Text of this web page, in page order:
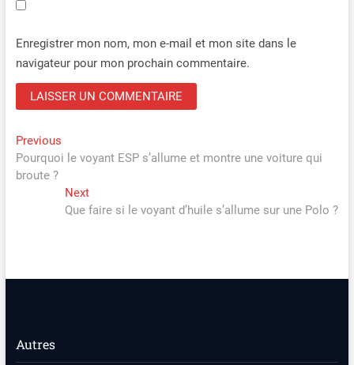
Enregistrer mon nom, mon e-mail et mon site dans le
navigateur pour mon prochain commentaire.
Navigation
de
l’article
PreviousPrevious
post:
Pourquoi le voyant ESP s’allume et montre une voiture qui
broute ?
NextNext
post:
Que faire si le voyant d’huile s’allume sur une Polo ?
Autres